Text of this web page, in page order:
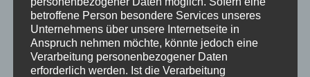
betroffene Person besondere Services unseres
Unternehmens über unsere Internetseite in
Anspruch nehmen möchte, könnte jedoch eine
Verarbeitung personenbezogener Daten
erforderlich werden. Ist die Verarbeitung